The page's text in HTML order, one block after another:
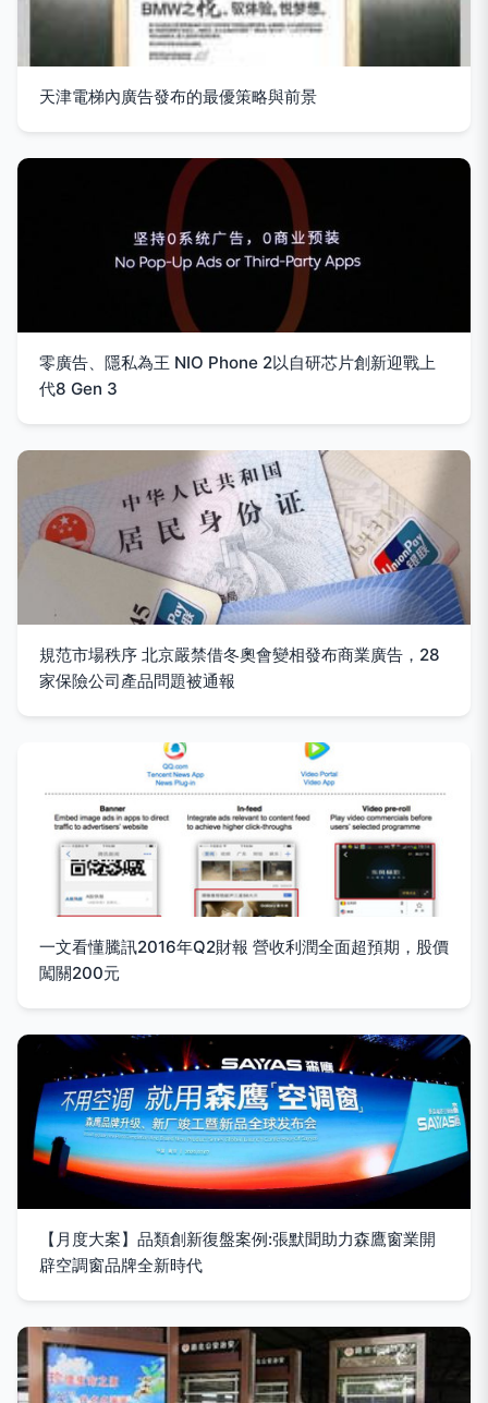
天津電梯內廣告發布的最優策略與前景
零廣告、隱私為王 NIO Phone 2以自研芯片創新迎戰上
代8 Gen 3
規范市場秩序 北京嚴禁借冬奧會變相發布商業廣告，28
家保險公司產品問題被通報
一文看懂騰訊2016年Q2財報 營收利潤全面超預期，股價
闖關200元
【月度大案】品類創新復盤案例:張默聞助力森鷹窗業開
辟空調窗品牌全新時代